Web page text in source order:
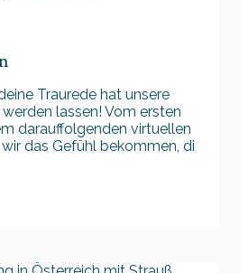
Traurede hat unsere
lassen! Vom ersten
darauffolgenden virtuellen
das Gefühl bekommen, di